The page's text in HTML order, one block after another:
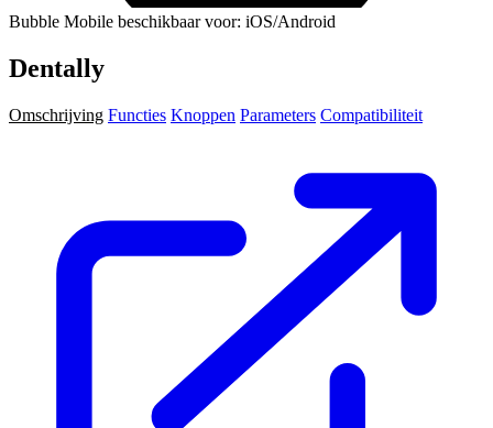
Bubble Mobile beschikbaar voor: iOS/Android
Dentally
Omschrijving Functies Knoppen Parameters Compatibiliteit